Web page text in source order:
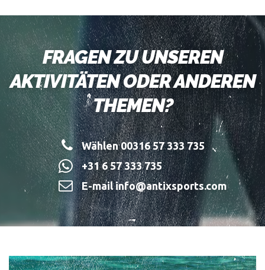
FRAGEN ZU UNSEREN
AKTIVITÄTEN ODER ANDEREN
THEMEN?
Wählen 00316 57 333 735
+31 6 57 333 735
E-mail info@antixsports.com